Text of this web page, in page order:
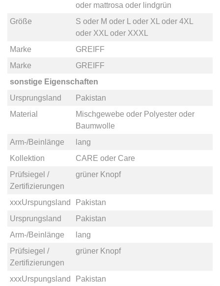
oder mattrosa oder lindgrün
Größe
S oder M oder oder XL oder 4XL
oder XXL oder XXXL
Marke
GREIFF
Marke
GREIFF
sonstige Eigenschaften
Ursprungsland
Pakistan
Material
Mischgewebe oder Polyesteroder
Baumwolle
Arm-/Beinlänge
lang
Kollektion
CARE oder Care
Prüfsiegel /
Zertifizierungen
grüner Knopf
xxxUrspungsland
Pakistan
Ursprungsland
Pakistan
Arm-/Beinlänge
lang
Prüfsiegel /
Zertifizierungen
grüner Knopf
xxxUrspungsland
Pakistan